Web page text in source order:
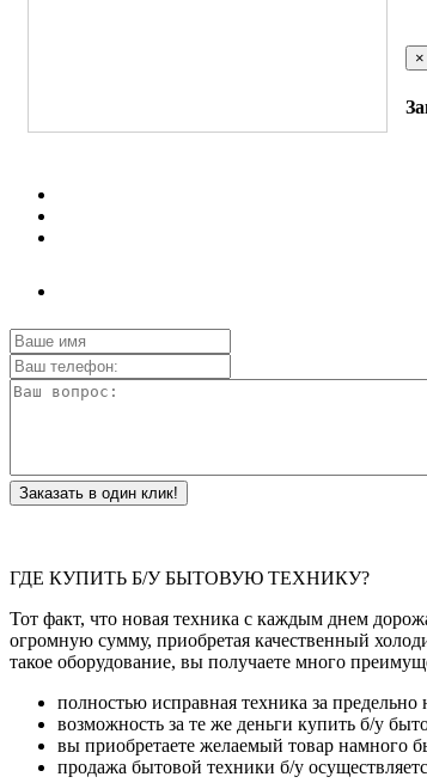
×
Заказать в один клик!
ГДЕ КУПИТЬ Б/У БЫТОВУЮ ТЕХНИКУ?
Тот факт, что новая техника с каждым днем
огромную сумму, приобретая качественный
такое оборудование, вы получаете много
полностью исправная техника за
возможность за те же деньги купить б/у
вы приобретаете желаемый товар намного
продажа бытовой техники б/у